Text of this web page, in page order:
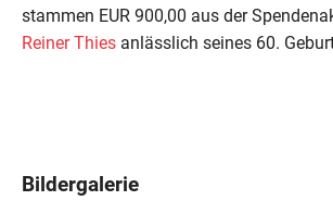
stammen EUR 900,00 aus der
Reiner Thies anlässlich seines 60.
Bildergalerie